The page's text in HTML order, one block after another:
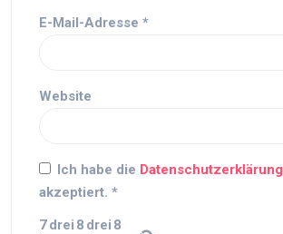
E-Mail-Adresse *
Website
Ich habe die Datenschutzerklärung
akzeptiert. *
7drei 8 drei 8